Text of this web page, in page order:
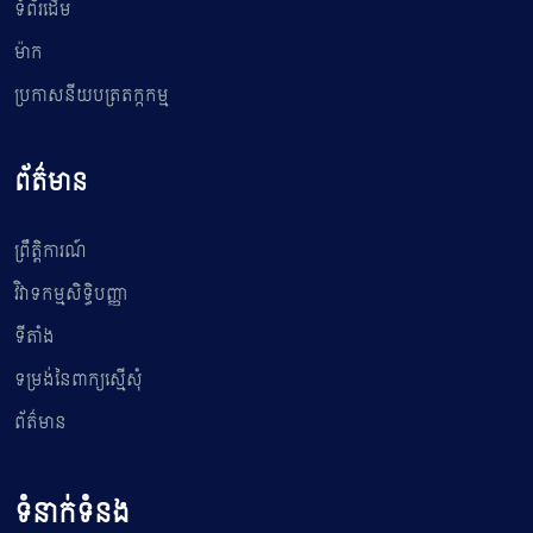
ទំព័រដើម
ម៉ាក
ប្រកាសនីយបត្រតក្កកម្ម
ព័ត៌មាន
ព្រឹត្តិការណ៍
វិវាទកម្មសិទ្ធិបញ្ញា
ទីតាំង
ទម្រង់នៃពាក្យស្មើសុំ
ព័ត៌មាន
ទំនាក់ទំនង